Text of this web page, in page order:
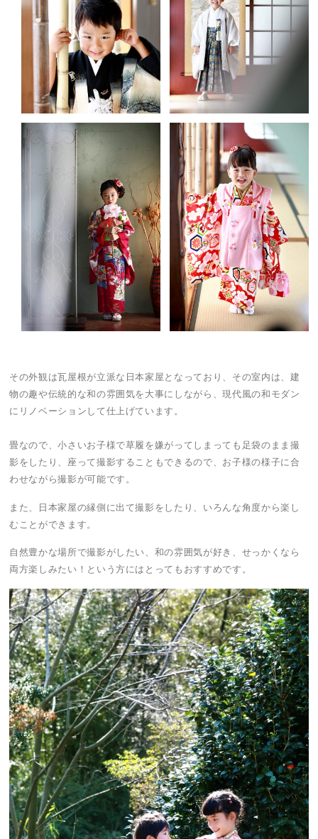
その外観は瓦屋根が立派な日本家屋となっており、その室内は、建
物の趣や伝統的な和の雰囲気を大事にしながら、現代風の和モダン
にリノベーションして仕上げています。
畳なので、小さいお子様で草履を嫌がってしまっても足袋のまま撮
影をしたり、座って撮影することもできるので、お子様の様子に合
わせながら撮影が可能です。
また、日本家屋の縁側に出て撮影をしたり、いろんな角度から楽し
むことができます。
自然豊かな場所で撮影がしたい、和の雰囲気が好き、せっかくなら
両方楽しみたい！という方にはとってもおすすめです。